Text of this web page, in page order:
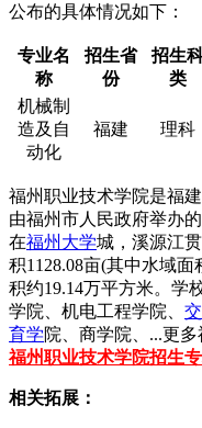
公布的具体情况如下：
专业名
称
招生省
份
招生
类
机械制
造及自
动化
福建 理科
福州职业技术学院是福
由福州市人民政府举办
在福州大学城，溪源江
积1128.08亩(其中水域
积约19.14万平方米。学
学院、机电工程学院、
育学院、商学院、...更
福州职业技术学院招生
相关拓展：